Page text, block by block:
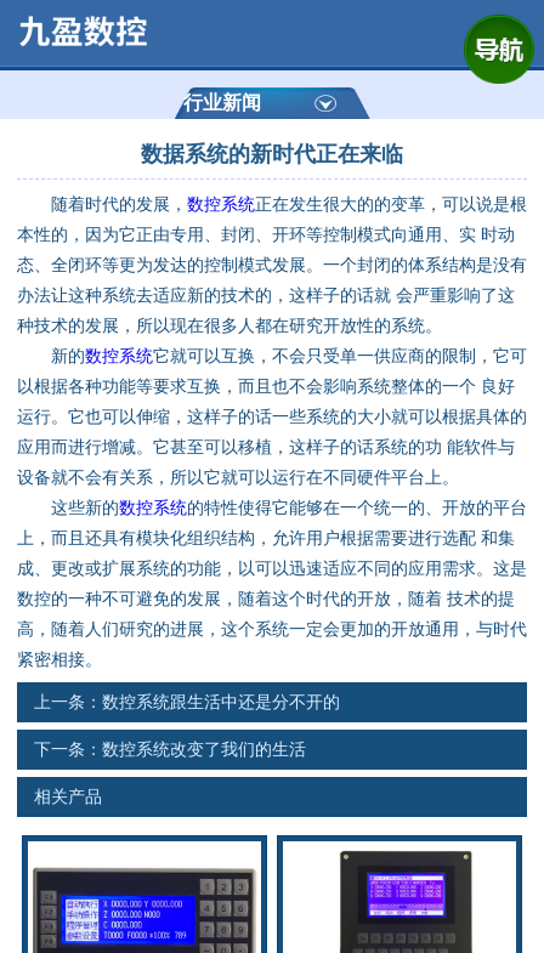
公司简介
产品展示
运动控制器
通用数控系统
定制数控系统
技术资讯
公司动态
资料下载
行业新闻
资质荣誉
联系电话
行业新闻
数据系统的新时代正在来临
随着时代的发展， 数控系统正在发生很大的的变革，可以说是根
本性的，因为它正由专用、封闭、开环等控制模式向通用、实 时动
态、全闭环等更为发达的控制模式发展。一个封闭的体系结构是没有
办法让这种系统去适应新的技术的，这样子的话就 会严重影响了这
种技术的发展，所以现在很多人都在研究开放性的系统。
新的数控系统它就可以互换，不会只受单一供应商的限制，它可
以根据各种功能等要求互换，而且也不会影响系统整体的一个 良好
运行。它也可以伸缩，这样子的话一些系统的大小就可以根据具体的
应用而进行增减。它甚至可以移植，这样子的话系统的功 能软件与
设备就不会有关系，所以它就可以运行在不同硬件平台上。
这些新的数控系统的特性使得它能够在一个统一的、开放的平台
上，而且还具有模块化组织结构，允许用户根据需要进行选配 和集
成、更改或扩展系统的功能，以可以迅速适应不同的应用需求。这是
数控的一种不可避免的发展，随着这个时代的开放，随着 技术的提
高，随着人们研究的进展，这个系统一定会更加的开放通用，与时代
紧密相接。
上一条： 数控系统跟生活中还是分不开的
下一条： 数控系统改变了我们的生活
相关产品